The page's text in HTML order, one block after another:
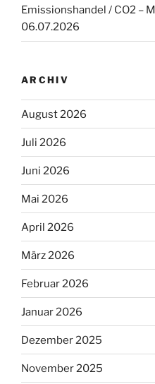
Emissionshandel / CO2 –
06.07.2026
ARCHIV
August 2026
Juli 2026
Juni 2026
Mai 2026
April 2026
März 2026
Februar 2026
Januar 2026
Dezember 2025
November 2025